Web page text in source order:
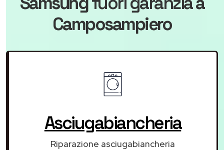
Camposampiero
Asciugabiancheria
Riparazione asciugabiancheria